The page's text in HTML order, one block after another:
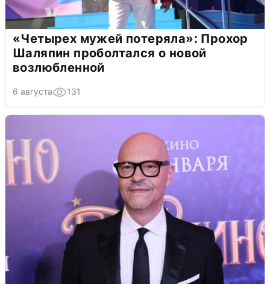
«Четырех мужей потеряла»: Прохор
Шаляпин проболтался о новой
возлюбленной
6 августа 131